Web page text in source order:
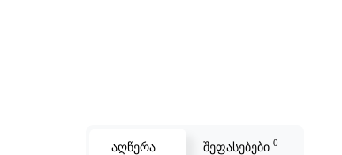
აღწერა შეფასებები 0